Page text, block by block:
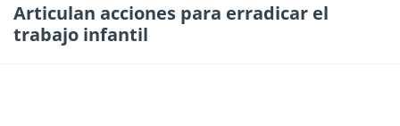
Articulan acciones para erradicar el
trabajo infantil